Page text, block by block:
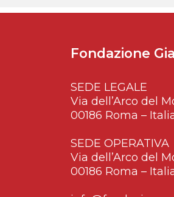
Fondazione
SEDE LEGALE
Via dell’Arco del
00186 Roma –
SEDE OPERATIVA
Via dell’Arco del
00186 Roma –